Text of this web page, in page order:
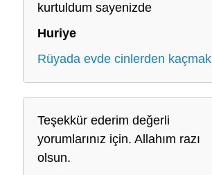
kurtuldum sayenizde
Huriye
Rüyada evde cinlerden kaçmak
Teşekkür ederim değerli
yorumlarınız için. Allahım razı
olsun.